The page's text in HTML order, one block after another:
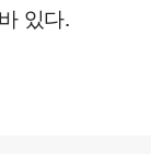
있다.